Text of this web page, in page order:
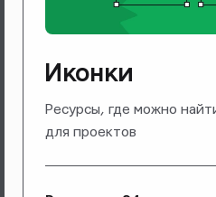
Иконки
Ресурсы, где можно
для проектов